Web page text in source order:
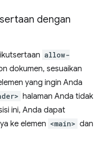
dengan
allow-
dokumen, sesuaikan
yang ingin Anda
halaman Anda tidak
ini, Anda dapat
ke elemen <main> dan